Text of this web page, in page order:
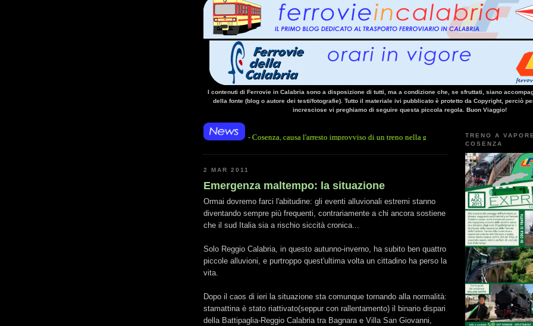
I contenuti di Ferrovie in Calabria sono a disposizione di tutti, ma a condizione che, se sfruttati, siano
della fonte (blog o autore dei testi/fotografie). Tutto il materiale ivi pubblicato è protetto da Copyright, perciò
incresciose vi preghiamo di seguire questa piccola regola. Buon Viaggio!
di energia per l'alimentazione elettrica, sulla linea Paola - Cosenza, causa l'arresto improvviso di un treno nella galleria Santomarco: si è trattato della
2 MAR 2011
Emergenza maltempo: la situazione
Ormai dovremo farci l'abitudine: gli eventi alluvionali estremi stanno
diventando sempre più frequenti, contrariamente a chi ancora sostiene
che il sud Italia sia a rischio siccità cronica...
Solo Reggio Calabria, in questo autunno-inverno, ha subito ben quattro
piccole alluvioni, e purtroppo quest'ultima volta un cittadino ha perso la
vita.
Dopo il caos di ieri la situazione sta comunque tornando alla normalità:
stamattina è stato riattivato(seppur con rallentamento) il binario dispari
della Battipaglia-Reggio Calabria tra Bagnara e Villa San Giovanni,
TRENO A
COSENZA